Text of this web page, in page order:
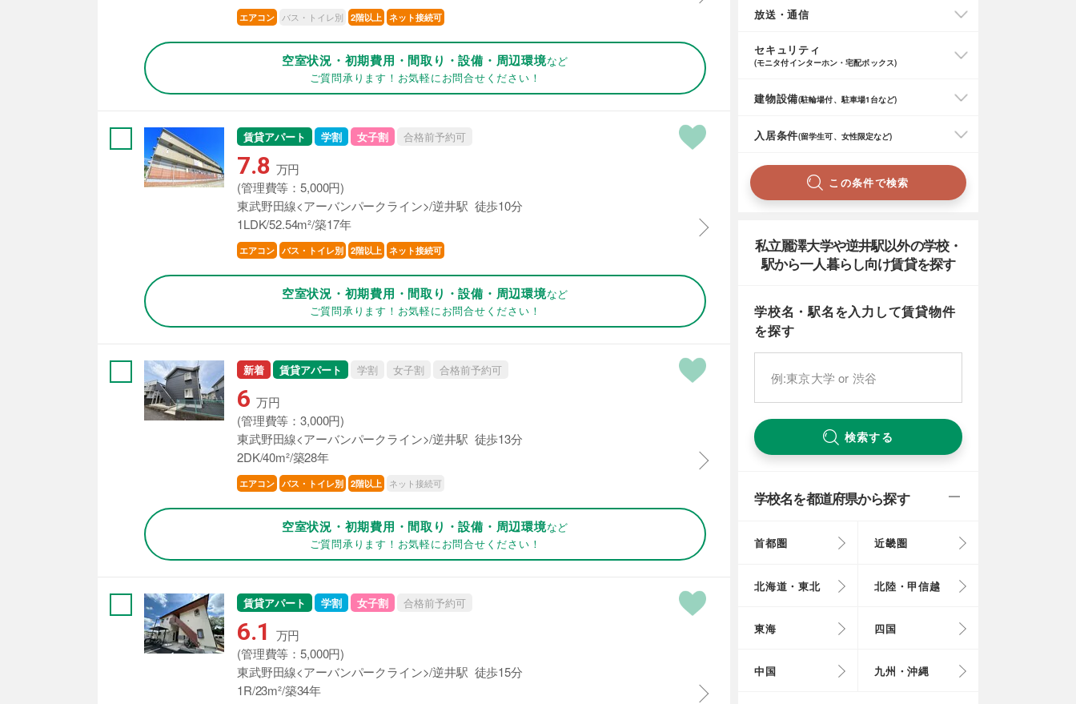
エアコン バス・トイレ別 2階以上 ネット接続可
空室状況・初期費用・間取り・設備・周辺環境など
ご質問承ります！お気軽にお問合せください！
賃貸アパート 学割 女子割 合格前予約可
7.8 万円
(管理費等：5,000円)
東武野田線<アーバンパークライン>/逆井駅 徒歩10分
1LDK/52.54m²/築17年
エアコン バス・トイレ別 2階以上 ネット接続可
空室状況・初期費用・間取り・設備・周辺環境など
ご質問承ります！お気軽にお問合せください！
新着 賃貸アパート 学割 女子割 合格前予約可
6 万円
(管理費等：3,000円)
東武野田線<アーバンパークライン>/逆井駅 徒歩13分
2DK/40m²/築28年
エアコン バス・トイレ別 2階以上 ネット接続可
空室状況・初期費用・間取り・設備・周辺環境など
ご質問承ります！お気軽にお問合せください！
賃貸アパート 学割 女子割 合格前予約可
6.1 万円
(管理費等：5,000円)
東武野田線<アーバンパークライン>/逆井駅 徒歩15分
1R/23m²/築34年
放送・通信
セキュリティ
(モニタ付インターホン・宅配ボックス)
建物設備(駐輪場付、駐車場1台など)
入居条件(留学生可、女性限定など)
この条件で検索
私立麗澤大学や逆井駅以外の学校・
駅から一人暮らし向け賃貸を探す
学校名・駅名を入力して賃貸物件
を探す
検索する
学校名を都道府県から探す
首都圏 近畿圏
北海道・東北 北陸・甲信越
東海 四国
中国 九州・沖縄